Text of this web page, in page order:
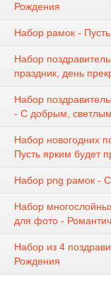
Рождения
Набор рамок -
Набор
праздник, день
Набор
- С добрым, светлым
Набор новогодних
Пусть ярким будет
Набор png рамок -
Набор
для фото -
Набор из 4
Рождения